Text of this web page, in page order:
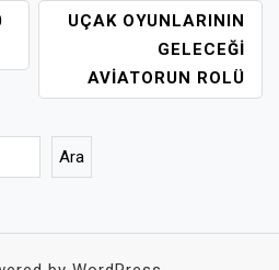
UÇAK OYUNLARININ
GELECEĞI
AVIATORUN ROLÜ
Ara